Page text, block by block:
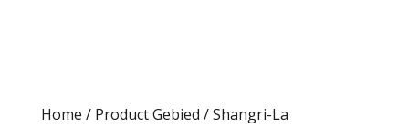
Home / Product Gebied / Shangri-La